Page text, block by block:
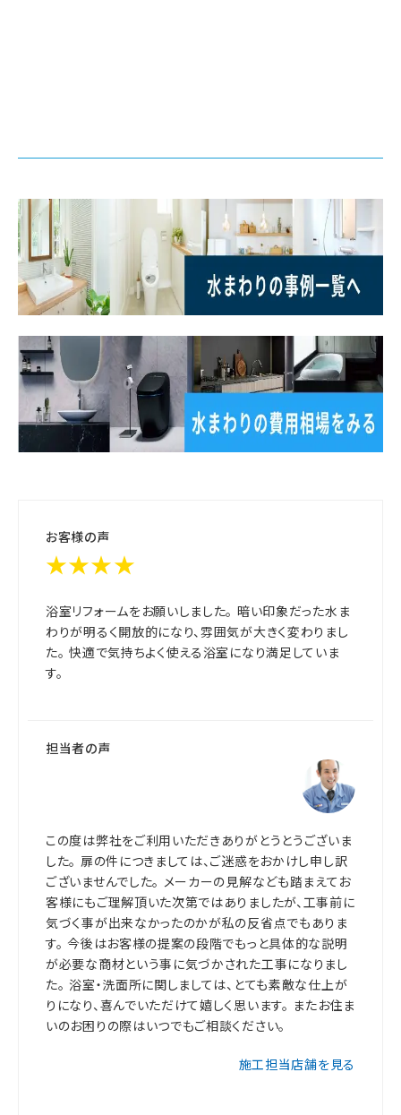
お客様の声
★★★★
浴室リフォームをお願いしました。 暗い印象だった水ま
わりが明るく開放的になり、雰囲気が大きく変わりまし
た。 快適で気持ちよく使える浴室になり満足していま
す。
担当者の声
この度は弊社をご利用いただきありがとうとうございま
した。 扉の件につきましては、ご迷惑をおかけし申し訳
ございませんでした。 メーカーの見解なども踏まえてお
客様にもご理解頂いた次第ではありましたが、工事前に
気づく事が出来なかったのかが私の反省点でもありま
す。 今後はお客様の提案の段階でもっと具体的な説明
が必要な商材という事に気づかされた工事になりまし
た。 浴室・洗面所に関しましては、とても素敵な仕上が
りになり、喜んでいただけて嬉しく思います。 またお住ま
いのお困りの際はいつでもご相談ください。
施工担当店舗を見る